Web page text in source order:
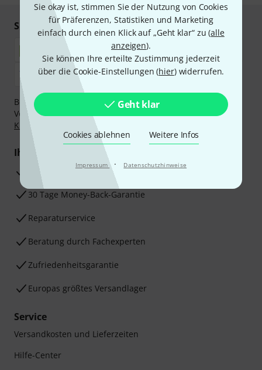
Sie okay ist, stimmen Sie der Nutzung von Cookies
für Präferenzen, Statistiken und Marketing
einfach durch einen Klick auf „Geht klar“ zu (alle
anzeigen).
Sie können Ihre erteilte Zustimmung jederzeit
über die Cookie-Einstellungen (hier) widerrufen.
Geht klar
Cookies ablehnen Weitere Infos
Impressum · Datenschutzhinweise
Sicher einkaufen & bezahlen
Bezahlen Sie vertraulich und sicher per Nachnahme,
Vorkasse, PayPal, Amazon Pay,Klarna Sofort bezahlen,
Klarna Ratenzahlungoder Kreditkarte.
Ihre Vorteile
3 Jahre Thomann Garantie
30 Tage Money-Back-Garantie
Reparaturservice
Beratung durch Fachexperten
Zufriedenheitsgarantie
Europas größtes Versandlager
Service
Versandkosten und Lieferzeiten
Hilfe-Center